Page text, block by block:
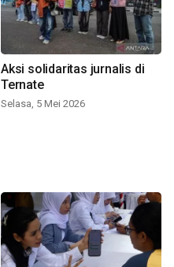
Aksi solidaritas jurnalis di
Ternate
Selasa, 5 Mei 2026